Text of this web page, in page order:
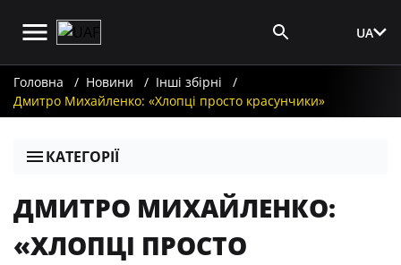
UA
Головна Новини
Інші збірні
Дмитро Михайленко: «Хлопці просто красунчики»
КАТЕГОРІЇ
ДМИТРО МИХАЙЛЕНКО:
«ХЛОПЦІ ПРОСТО